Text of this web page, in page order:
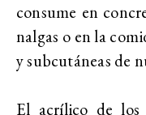
consume en
nalgas o en la
y subcutáneas de
El acrílico de los